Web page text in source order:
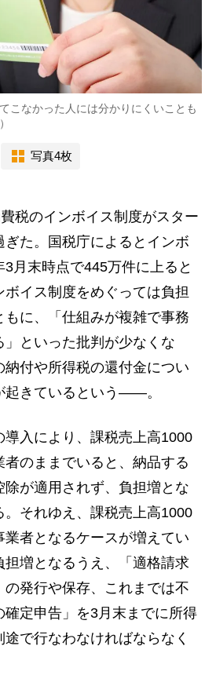
こなかった人には分かりにくいことも
写真4枚
税のインボイス制度がスター
ぎた。国税庁によるとインボ
月末時点で445万件に上ると
イス制度をめぐっては負担
に、「仕組みが複雑で事務
といった批判が少なくな
納付や所得税の還付金につい
起きているという――。
入により、課税売上高1000
のままでいると、納品する
が適用されず、負担増とな
。それゆえ、課税売上高1000
者となるケースが増えてい
担増となるうえ、「適格請求
発行や保存、これまでは不
定申告」を3月末までに所得
で行なわなければならなく